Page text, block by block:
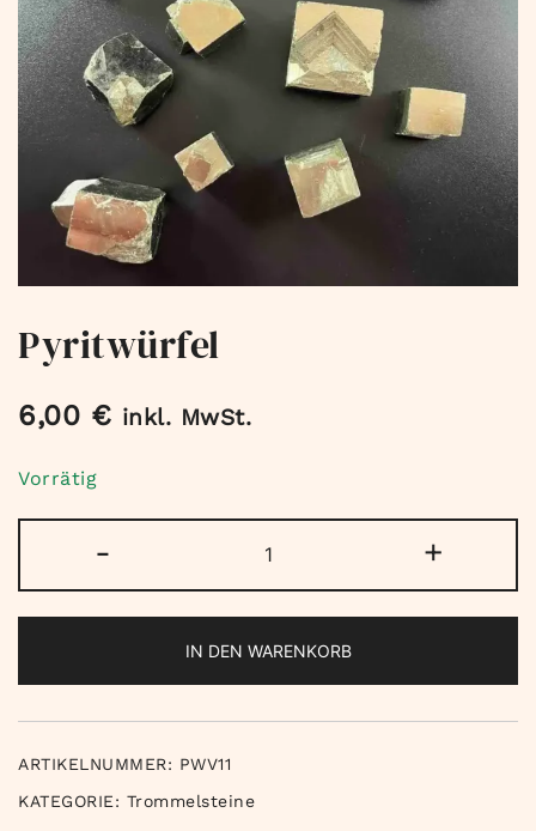
Pyritwürfel
6,00 € inkl. MwSt.
Vorrätig
-
Menge
+
IN DEN WARENKORB
ARTIKELNUMMER: PWV11
KATEGORIE: Trommelsteine